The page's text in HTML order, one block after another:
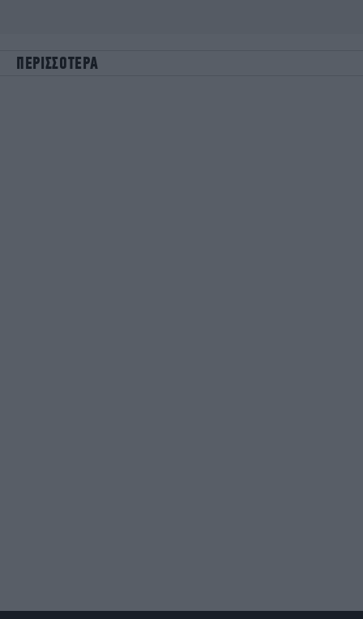
ΠΕΡΙΣΣΟΤΕΡΑ